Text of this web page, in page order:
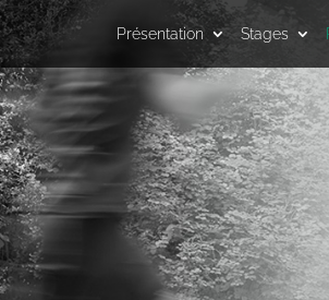
Présentation Stages